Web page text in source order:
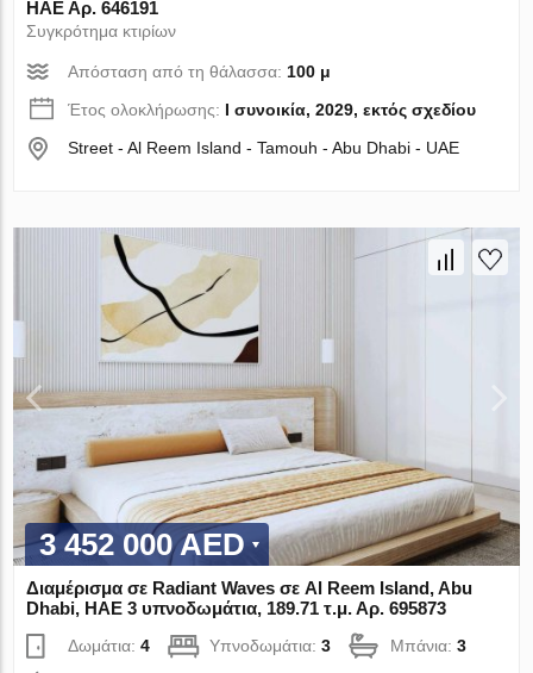
ΗΑΕ Αρ. 646191
Συγκρότημα κτιρίων
Απόσταση από τη θάλασσα:100 μ
Έτος ολοκλήρωσης: I συνοικία, 2029, εκτός σχεδίου
Street - Al Reem Island - Tamouh - Abu Dhabi - UAE
3 452 000 AED
Διαμέρισμα σε Radiant Waves σε Al Reem Island, Abu
Dhabi, ΗΑΕ 3 υπνοδωμάτια, 189.71 τ.μ. Αρ. 695873
Δωμάτια:4 Υπνοδωμάτια:3 Μπάνια:3